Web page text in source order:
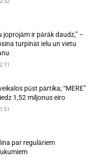
joprojām ir pārāk daudz,” –
turpināt ielu un vietu
pūst pārtika; “MERE”
1,52 miljonus eiro
par regulāriem